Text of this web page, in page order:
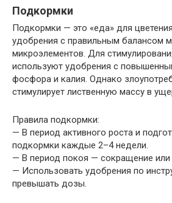
Подкормки
Подкормки — это «еда» для
удобрения с правильным балансом
микроэлементов. Для
используют удобрения с
фосфора и калия. Однако
стимулирует лиственную массу в
Правила подкормки:
— В период активного роста и
подкормки каждые 2–4 недели.
— В период покоя — сокращение
— Использовать удобрения по
превышать дозы.